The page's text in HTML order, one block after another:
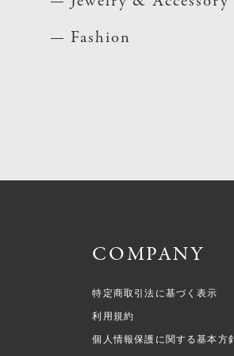
Fashion
COMPANY
特定商取引法に基づく表示
利用規約
個人情報保護に関する基本方